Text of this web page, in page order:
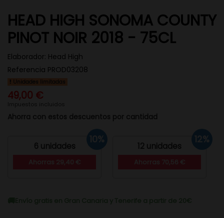
HEAD HIGH SONOMA COUNTY
PINOT NOIR 2018 - 75CL
Elaborador: Head High
Referencia PROD03208
Unidades limitadas
49,00 €
Impuestos incluidos
Ahorra con estos descuentos por cantidad
6 unidades
10%
12 unidades
12%